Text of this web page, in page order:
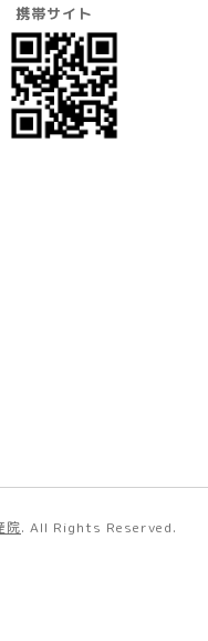
携帯サイト
院. All Rights Reserved.